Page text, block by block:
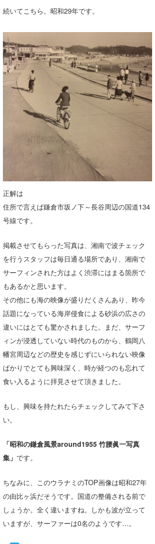
続いてこちら。昭和29年です。
正解は
住所で言えば鎌倉市坂ノ下～長谷周辺の国道134
号線です。
掲載させてもらった写真は、湘南で波チェック
を行うスタッフは毎日通る場所であり、湘南で
サーフィンされた方はよく渋滞にはまる箇所で
もあるかと思います。
その他にも海の映像が盛りだくさんあり、昨今
話題になっている海岸侵食による砂浜の広さの
違いにはとても驚かされました。まだ、サーフ
ィンが浸透していない時代のものから、鶴岡八
幡宮周辺などの歴史を感じずにいられない映像
ばかりでとても興味深く、時が経つのも忘れて
食い入るように拝見させて頂きました。
もし、興味を持たれたらチェックしてみて下さ
い。
「昭和の鎌倉風景around1955 竹腰眞一写真
集」 です。
ちなみに、このウラナミのTOP画像は昭和27年
の由比ヶ浜だそうです。国道の整備される前で
しょうか。全く違いますね。しかも波が立って
いますが、サーファーは0名のようです…。